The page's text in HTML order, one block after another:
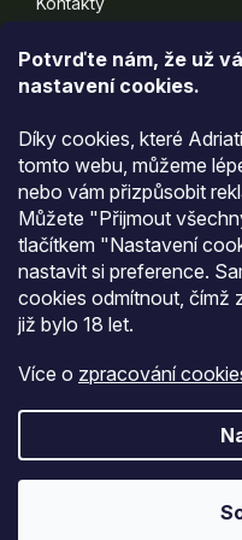
Potvrďte nám​​, že už
nastavení cookies.
Díky cookies, které
tomto webu, můžeme
nebo vám přizpůsobit
Můžete "Přijmout
tlačítkem "Nastavení
nastavit si preference.
cookies odmítnout, čímž
již bylo 18 let.
Více o zpracování
Doprava zdarma od 1
Prémiové
Všeobecné obchodní
Podmínky ochrany
Moje objednávka
Přijímáme online platby